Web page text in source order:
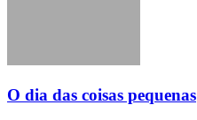
O dia das coisas pequenas